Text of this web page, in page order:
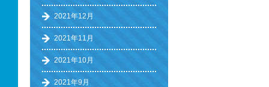
2021年12月
2021年11月
2021年10月
2021年9月